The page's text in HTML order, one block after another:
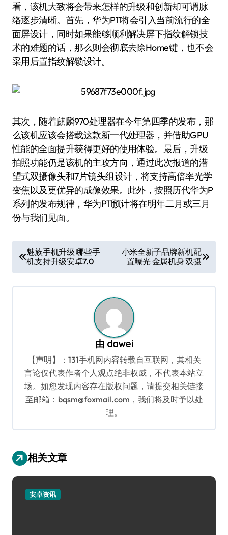
看，该机大致将会带来怎样的升级和创新却可谓脉
络逐步清晰。首先，华为P11将会引入当前流行的全
面屏设计，同时如果能够顺利解决屏下指纹解锁技
术的难题的话，那么则会彻底去除Home键，也不会
采用后置指纹解锁设计。
其次，随着麒麟970处理器在今年第四季的发布，那
么该机应该会搭载这款新一代处理器，并借助GPU
性能的全面提升获得更好的使用体验。最后，升级
拍照功能仍是该机的主攻方向，通过此次报道的潜
望式双摄像头和7片镜头组设计，将支持高倍率光学
变焦以及更优异的成像效果。此外，按照历代华为P
系列的发布规律，华为P11预计将在明年二月或三月
份与我们见面。
章
导
魅族手机升级 哪些手
机支持升级安卓7.0
小米全新子品牌新机配
置曝光 金属机身 双摄
由 dawei
【声明】：131手机网内容转载自互联网，其相关
言论仅代表作者个人观点绝非权威，不代表本站立
场。如您发现内容存在版权问题，请提交相关链接
至邮箱：bqsm@foxmail.com，我们将及时予以处
理。
相关文章
安卓资讯